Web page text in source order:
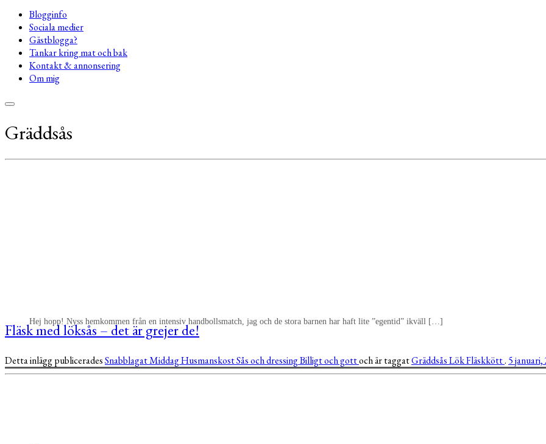
Blogginfo
Sociala medier
Gästblogga?
Tankar kring mat och bak
Kontakt & annonsering
Om mig
Gräddsås
Hej hopp! Nyss hemkommen från en intensiv handbollsmatch, jag och de stora barnen har haft lite ”egentid” ikväll […]
Fläsk med löksås – det är grejer de!
Detta inlägg publiceradesSnabblagatMiddagHusmanskostSås och dressingBilligt och gottoch är taggatGräddsåsLökFläskkött. 5 januari,